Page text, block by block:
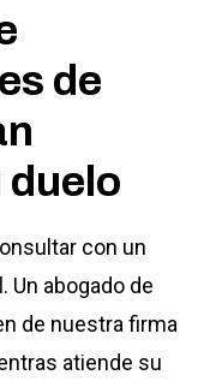
de
duelo
con un
Un abogado de
de nuestra firma
atiende su